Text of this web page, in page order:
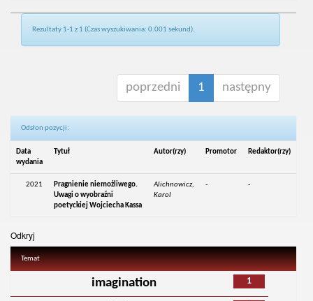
Rezultaty 1-1 z 1 (Czas wyszukiwania: 0.001 sekund).
poprzedni 1 następny
Odsłon pozycji:
Data
wydania
Tytuł Autor(rzy) Promotor Redaktor(rzy)
2021
Pragnienie niemożliwego.
Uwagi o wyobraźni
poetyckiej Wojciecha Kassa
Alichnowicz,
Karol
- -
Odkryj
Temat
1
imagination